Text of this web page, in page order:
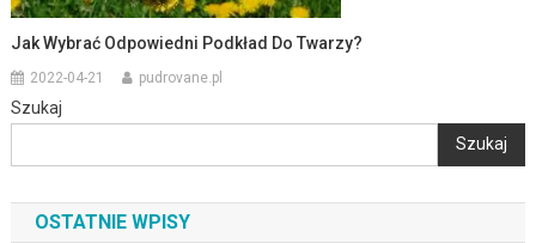
Jak Wybrać Odpowiedni Podkład Do Twarzy?
2022-04-21 pudrovane.pl
Szukaj
Szukaj
OSTATNIE WPISY